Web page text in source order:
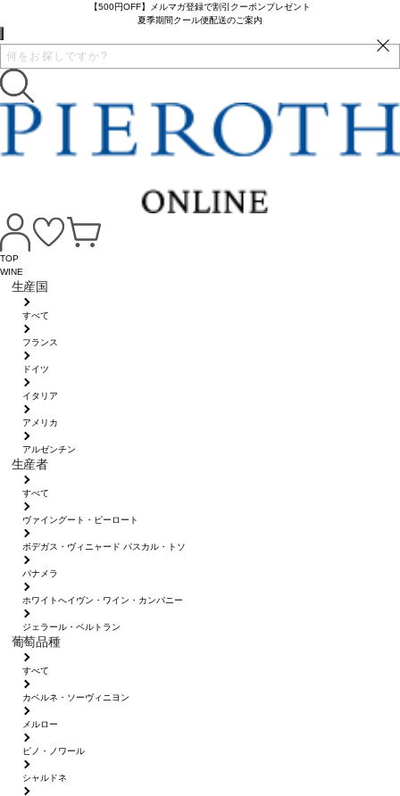
【500円OFF】メルマガ登録で割引クーポンプレゼント
夏季期間クール便配送のご案内
TOP
WINE
生産国
すべて
フランス
ドイツ
イタリア
アメリカ
アルゼンチン
生産者
すべて
ヴァイングート・ピーロート
ボデガス・ヴィニャード パスカル・トソ
パナメラ
ホワイトへイヴン・ワイン・カンパニー
ジェラール・ベルトラン
葡萄品種
すべて
カベルネ・ソーヴィニヨン
メルロー
ピノ・ノワール
シャルドネ